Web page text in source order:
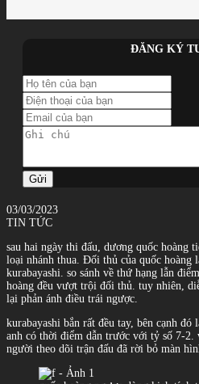
ĐĂNG KÝ
Gửi
03/03/2023
TIN TỨC
sau hai ngày thi đấu, dương quốc hoàng
loại nhánh thua. Đối thủ của quốc hoàng
kurabayashi. so sánh về thứ hạng lẫn
hoàng đều vượt trội đối thủ. tuy nhiên,
lại phản ánh điều trái ngược.
kurabayashi bắn rất đều tay, bên cạnh
anh có thời điểm dẫn trước với tỷ số 7-2.
người theo dõi trận đấu đã rời bỏ màn